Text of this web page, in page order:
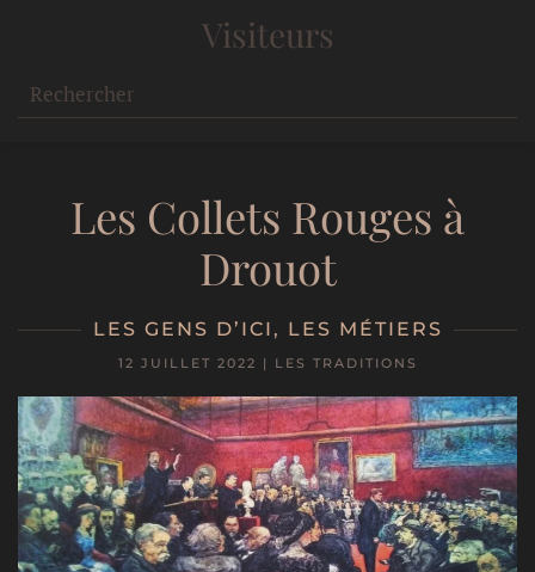
Visiteurs
Les Collets Rouges à
Drouot
LES GENS D’ICI , LES MÉTIERS
12 JUILLET 2022 | LES TRADITIONS